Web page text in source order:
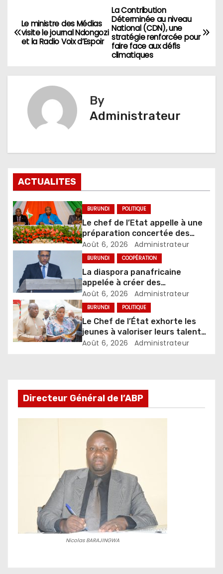
Navigation
de
La Contribution
Déterminée au niveau
National (CDN), une
stratégie renforcée pour
faire face aux défis
climatiques
Le ministre des Médias
visite le journal Ndongozi
et la Radio Voix d’Espoir
By
Administrateur
ACTUALITES
BURUNDI POLITIQUE
Le chef de l’Etat appelle à une
préparation concertée des
élections de 2027
Août 6, 2026 Administrateur
BURUNDI COOPÉRATION
La diaspora panafricaine
appelée à créer des
mécanismes favorisant
l’investissement dans les pays
d’origine
Août 6, 2026 Administrateur
BURUNDI POLITIQUE
Le Chef de l’État exhorte les
jeunes à valoriser leurs talents
pour accélérer le
Août 6, 2026 Administrateur
Directeur Général de l’ABP
Nicolas BARAJINGWA